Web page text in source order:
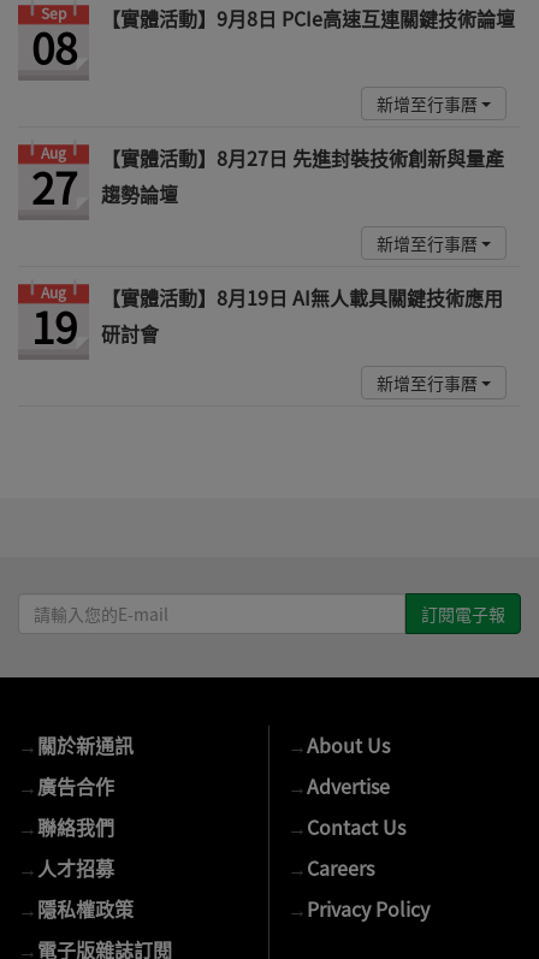
Sep
08 【實體活動】9月8日 PCIe高速互連關鍵技術論壇
新增至行事曆
Aug
27
【實體活動】8月27日 先進封裝技術創新與量產
趨勢論壇
新增至行事曆
Aug
19
【實體活動】8月19日 AI無人載具關鍵技術應用
研討會
新增至行事曆
請
輸
E-
mail
→關於新通訊
→廣告合作
→聯絡我們
→ 人才招募
→隱私權政策
→電子版雜誌訂閱
→About Us
→Advertise
→Contact Us
→Careers
→Privacy Policy